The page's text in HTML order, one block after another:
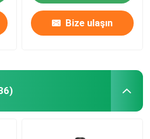
Bize ulaşın